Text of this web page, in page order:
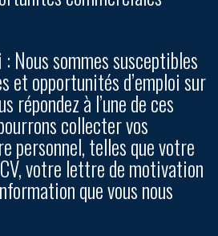
: Nous sommes susceptibles
et opportunités d’emploi sur
répondez à l’une de ces
collecter vos
personnel, telles que votre
votre lettre de motivation
que vous nous